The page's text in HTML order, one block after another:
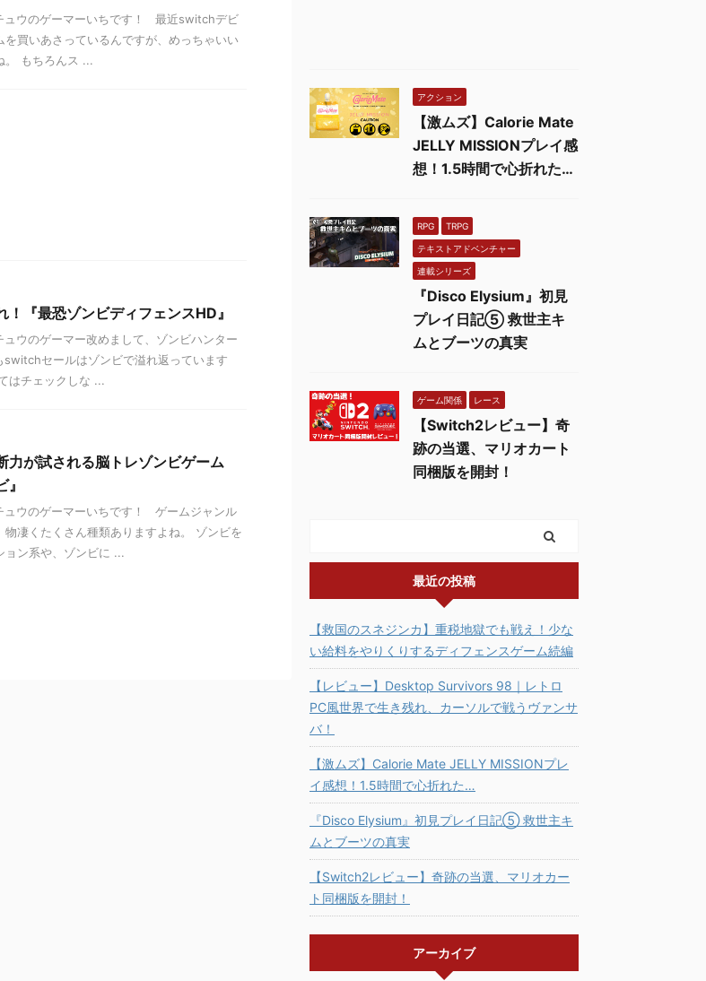
ュウのゲーマーいちです！ 最近switchデビ
を買いあさっているんですが、めっちゃいい
。 もちろんス ...
！『最恐ゾンビディフェンスHD』
ウのゲーマー改めまして、ゾンビハンター
セールはゾンビで溢れ返っています
はチェックしな ...
力が試される脳トレゾンビゲーム
ュウのゲーマーいちです！ ゲームジャンル
物凄くたくさん種類ありますよね。 ゾンビを
ョン系や、ゾンビに ...
アクション
【激ムズ】Calorie Mate
JELLY MISSIONプレイ感
想！1.5時間で心折れた…
RPG TRPG
テキストアドベンチャー
連載シリーズ
『Disco Elysium』初見
プレイ日記⑤ 救世主キ
ムとブーツの真実
ゲーム関係 レース
【Switch2レビュー】奇
跡の当選、マリオカート
同梱版を開封！
最近の投稿
【救国のスネジンカ】重税地獄でも戦え！少な
い給料をやりくりするディフェンスゲーム続編
【レビュー】Desktop Survivors 98｜レトロ
PC風世界で生き残れ、カーソルで戦うヴァンサ
バ！
【激ムズ】Calorie Mate JELLY MISSIONプレ
イ感想！1.5時間で心折れた…
『Disco Elysium』初見プレイ日記⑤ 救世主キ
ムとブーツの真実
【Switch2レビュー】奇跡の当選、マリオカー
ト同梱版を開封！
アーカイブ